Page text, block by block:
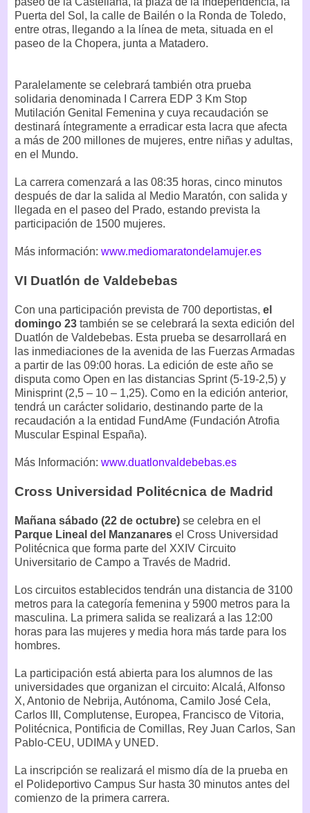
Puerta del Sol, la calle de Bailén o la Ronda de Toledo,
entre otras, llegando a la línea de meta, situada en el
paseo de la Chopera, junta a Matadero.
Paralelamente se celebrará también otra prueba
solidaria denominada I Carrera EDP 3 Km Stop
Mutilación Genital Femenina y cuya recaudación se
destinará íntegramente a erradicar esta lacra que afecta
a más de 200 millones de mujeres, entre niñas y adultas,
en el Mundo.
La carrera comenzará a las 08:35 horas, cinco minutos
después de dar la salida al Medio Maratón, con salida y
llegada en el paseo del Prado, estando prevista la
participación de 1500 mujeres.
Más información: www.mediomaratondelamujer.es
VI Duatlón de Valdebebas
Con una participación prevista de 700 deportistas, el
domingo 23 también se se celebrará la sexta edición del
Duatlón de Valdebebas. Esta prueba se desarrollará en
las inmediaciones de la avenida de las Fuerzas Armadas
a partir de las 09:00 horas. La edición de este año se
disputa como Open en las distancias Sprint (5-19-2,5) y
Minisprint (2,5 – 10 – 1,25). Como en la edición anterior,
tendrá un carácter solidario, destinando parte de la
recaudación a la entidad FundAme (Fundación Atrofia
Muscular Espinal España).
Más Información: www.duatlonvaldebebas.es
Cross Universidad Politécnica de Madrid
Mañana sábado (22 de octubre) se celebra en el
Parque Lineal del Manzanares el Cross Universidad
Politécnica que forma parte del XXIV Circuito
Universitario de Campo a Través de Madrid.
Los circuitos establecidos tendrán una distancia de 3100
metros para la categoría femenina y 5900 metros para la
masculina. La primera salida se realizará a las 12:00
horas para las mujeres y media hora más tarde para los
hombres.
La participación está abierta para los alumnos de las
universidades que organizan el circuito: Alcalá, Alfonso
X, Antonio de Nebrija, Autónoma, Camilo José Cela,
Carlos III, Complutense, Europea, Francisco de Vitoria,
Politécnica, Pontificia de Comillas, Rey Juan Carlos, San
Pablo-CEU, UDIMA y UNED.
La inscripción se realizará el mismo día de la prueba en
el Polideportivo Campus Sur hasta 30 minutos antes del
comienzo de la primera carrera.